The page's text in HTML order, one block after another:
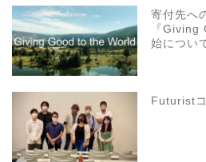
寄付先へ
『Giving
始につい
Futurist